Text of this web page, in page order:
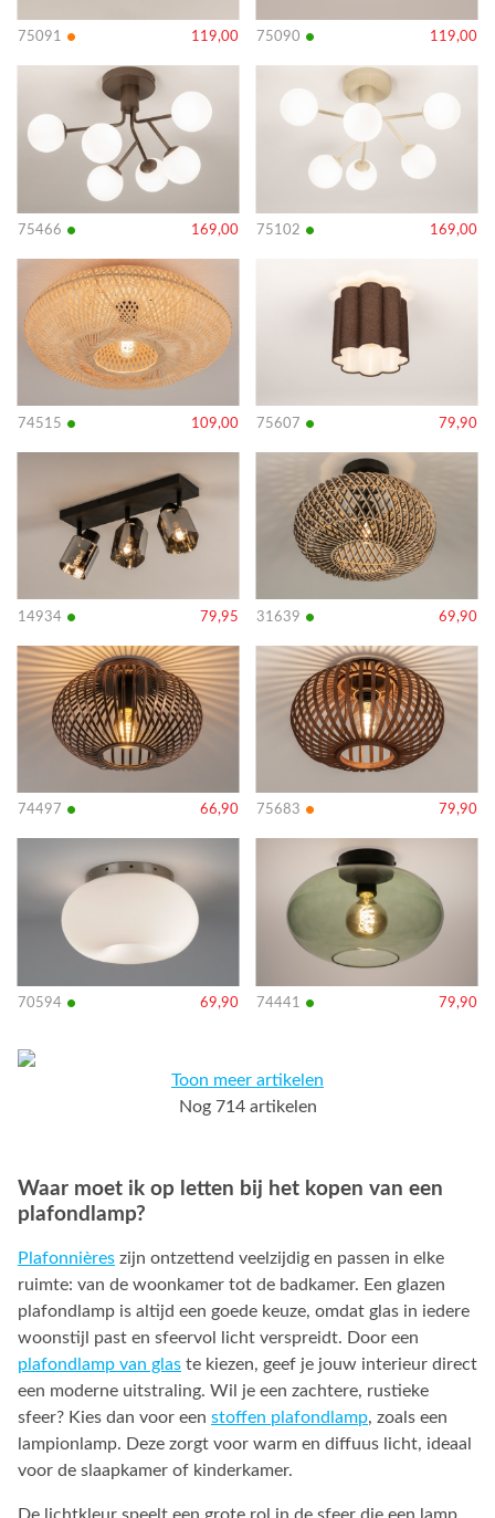
75091 • 119,00 75090 • 119,00
75466 • 169,00 75102 • 169,00
details
74515 • 109,00
Bekijk
details
75607 • 79,90
14934 • 79,95
Bekijk
31639 • 69,90
Bekijk
74497 • 66,90
Bekijk
details
75683 • 79,90
Bekijk
details
70594 • 69,90 74441 • 79,90
Toon meer artikelen
Nog 714 artikelen
Waar moet ik op letten bij het kopen van een
plafondlamp?
Plafonnières zijn ontzettend veelzijdig en passen in elke
ruimte: van de woonkamer tot de badkamer. Een glazen
plafondlamp is altijd een goede keuze, omdat glas in iedere
woonstijl past en sfeervol licht verspreidt. Door een
plafondlamp van glas te kiezen, geef je jouw interieur direct
een moderne uitstraling. Wil je een zachtere, rustieke
sfeer? Kies dan voor een stoffen plafondlamp, zoals een
lampionlamp. Deze zorgt voor warm en diffuus licht, ideaal
voor de slaapkamer of kinderkamer.